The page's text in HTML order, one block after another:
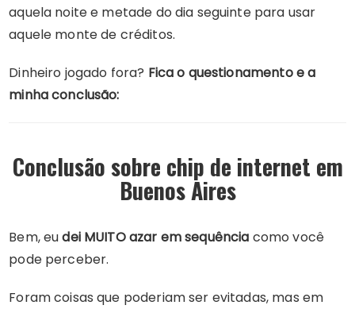
aquela noite e metade do dia seguinte para usar
aquele monte de créditos.
Dinheiro jogado fora? Fica o questionamento e a
minha conclusão:
Conclusão sobre chip de internet em
Buenos Aires
Bem, eudei MUITO azar em sequência como você
pode perceber.
Foram coisas que poderiam ser evitadas, mas em